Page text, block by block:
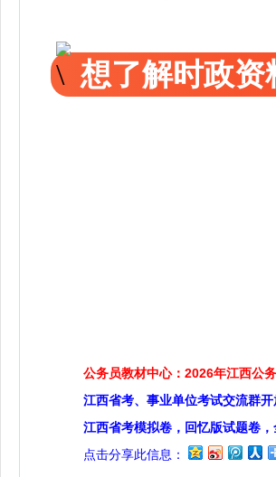
想了解时政资
公务员教材中心：2026年江西公
江西省考、事业单位考试交流群
江西省考模拟卷，回忆版试题卷
点击分享此信息：